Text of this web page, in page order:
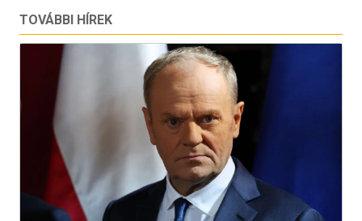
TOVÁBBI HÍREK